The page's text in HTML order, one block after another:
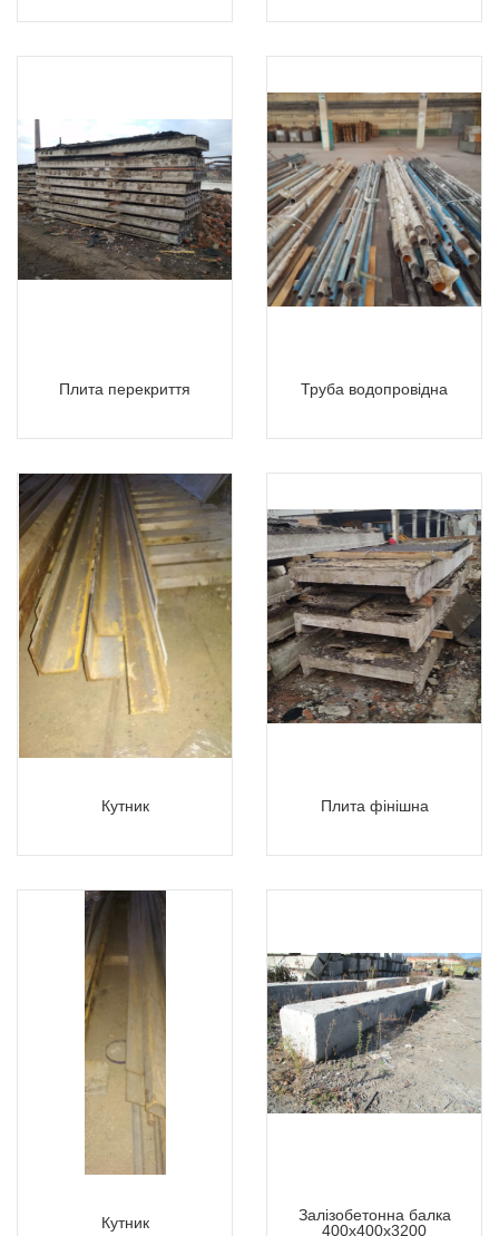
Плита перекриття Труба водопровідна
Кутник Плита фінішна
Кутник
Залізобетонна балка
400х400х3200